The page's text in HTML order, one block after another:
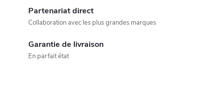
Partenariat direct
Collaboration avec les plus grandes marques
Garantie de livraison
En parfait état